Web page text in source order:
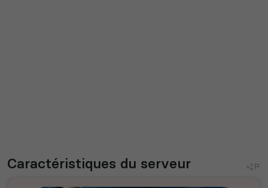
Caractéristiques du serveur